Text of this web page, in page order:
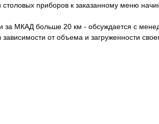
столовых приборов к заказанному меню
за МКАД больше 20 км - обсуждается с
от объема и загруженности